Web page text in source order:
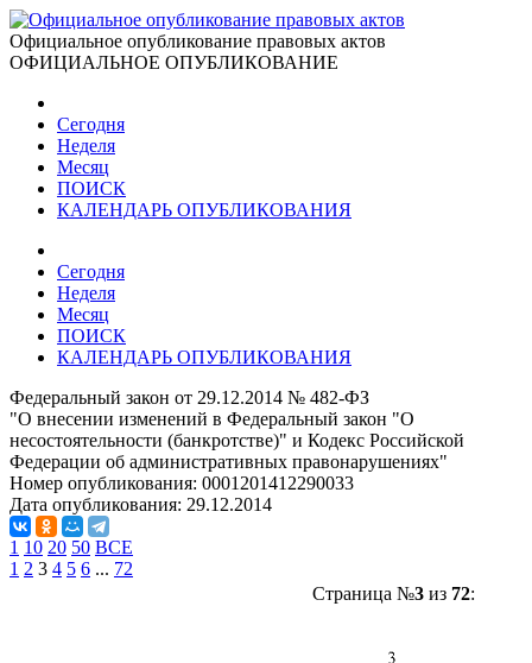
Официальное опубликование правовых актов
ОФИЦИАЛЬНОЕ ОПУБЛИКОВАНИЕ
Сегодня
Неделя
Месяц
ПОИСК
КАЛЕНДАРЬ ОПУБЛИКОВАНИЯ
Сегодня
Неделя
Месяц
ПОИСК
КАЛЕНДАРЬ ОПУБЛИКОВАНИЯ
Федеральный закон от 29.12.2014 № 482-ФЗ
"О внесении изменений в Федеральный закон "О
несостоятельности (банкротстве)" и Кодекс Российской
Федерации об административных правонарушениях"
Номер опубликования: 0001201412290033
Дата опубликования: 29.12.2014
1 10 20 50 ВСЕ
1 2 3 4 5 6 ... 72
Страница №3из 72: